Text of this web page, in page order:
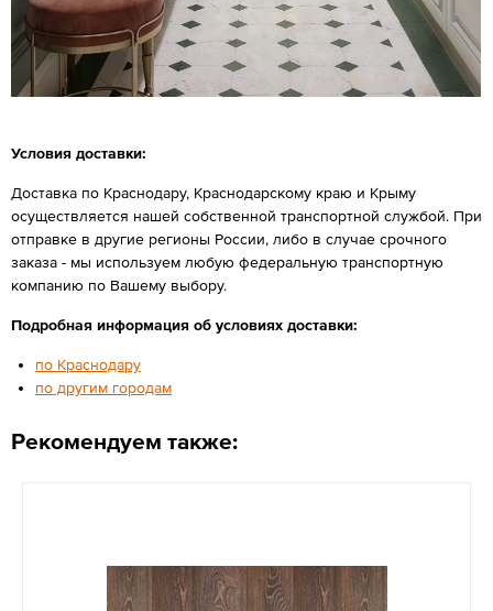
Условия доставки:
Доставка по Краснодару, Краснодарскому краю и Крыму
осуществляется нашей собственной транспортной службой. При
отправке в другие регионы России, либо в случае срочного
заказа - мы используем любую федеральную транспортную
компанию по Вашему выбору.
Подробная информация об условиях доставки:
по Краснодару
по другим городам
Рекомендуем также: